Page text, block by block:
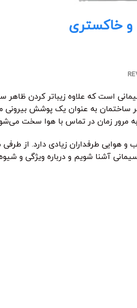
خاکستری
است که علاوه زیباتر کردن
به عنوان یک پوشش بیرونی
مرور زمان در تماس با هوا سخت
هوایی طرفداران زیادی دارد. از
آشنا شویم و درباره ویژگی و